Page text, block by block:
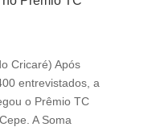
Cricaré) Após
entrevistados, a
o Prêmio TC
A Soma